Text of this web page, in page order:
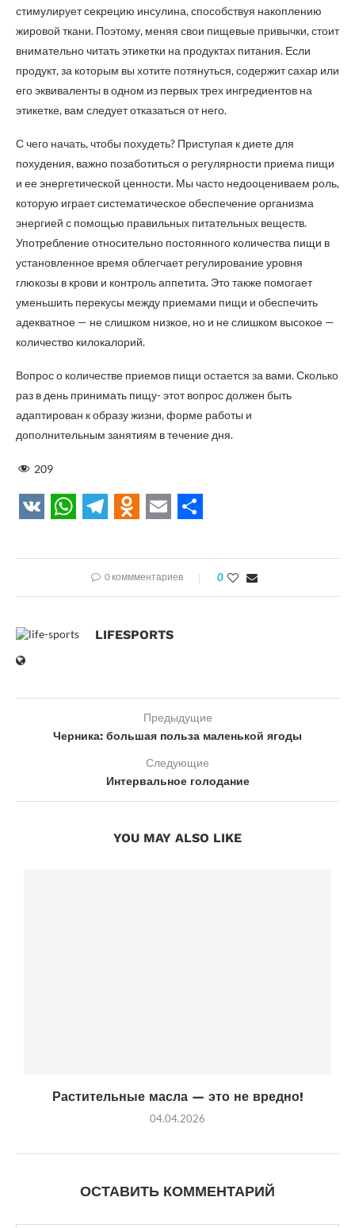
стимулирует секрецию инсулина, способствуя накоплению
жировой ткани. Поэтому, меняя свои пищевые привычки, стоит
внимательно читать этикетки на продуктах питания. Если
продукт, за которым вы хотите потянуться, содержит сахар или
его эквиваленты в одном из первых трех ингредиентов на
этикетке, вам следует отказаться от него.
С чего начать, чтобы похудеть? Приступая к диете для
похудения, важно позаботиться о регулярности приема пищи
и ее энергетической ценности. Мы часто недооцениваем роль,
которую играет систематическое обеспечение организма
энергией с помощью правильных питательных веществ.
Употребление относительно постоянного количества пищи в
установленное время облегчает регулирование уровня
глюкозы в крови и контроль аппетита. Это также помогает
уменьшить перекусы между приемами пищи и обеспечить
адекватное — не слишком низкое, но и не слишком высокое —
количество килокалорий.
Вопрос о количестве приемов пищи остается за вами. Сколько
раз в день принимать пищу- этот вопрос должен быть
адаптирован к образу жизни, форме работы и
дополнительным занятиям в течение дня.
209
0 коммментариев 0
LIFESPORTS
Предыдущие
Черника: большая польза маленькой ягоды
Следующие
Интервальное голодание
YOU MAY ALSO LIKE
Растительные масла — это не вредно!
04.04.2026
ОСТАВИТЬ КОММЕНТАРИЙ